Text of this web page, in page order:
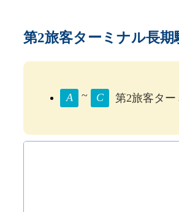
第2旅客ターミナル長期
A ~ C 第2旅客タ